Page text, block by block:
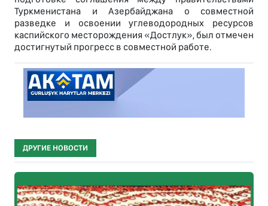
Туркменистана и Азербайджана о совместной
разведке и освоении углеводородных ресурсов
каспийского месторождения «Достлук», был отмечен
достигнутый прогресс в совместной работе.
ДРУГИЕ НОВОСТИ